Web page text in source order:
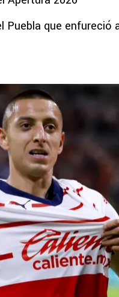
Puebla que enfureció